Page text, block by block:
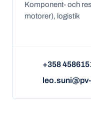
Komponent- och
motorer), logistik
+358